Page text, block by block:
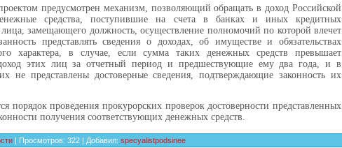
предусмотрен механизм, позволяющий обращать в доход Российской
средства, поступившие на счета в банках и иных кредитных
лица, замещающего должность, осуществление полномочий по которой влечет
представлять сведения о доходах, об имуществе и обязательствах
характера, в случае, если сумма таких денежных средств превышает
этих лиц за отчетный период и предшествующие ему два года, и в
не представлены достоверные сведения, подтверждающие законность их
порядок проведения прокурорских проверок достоверности представленных
получения соответствующих денежных средств.
| Просмотров: 322 | Добавил: specyalistpodsinee